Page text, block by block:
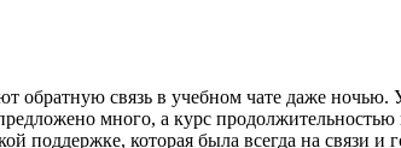
обратную связь в учебном чате даже
много, а курс продолжительностью
поддержке, которая была всегда на связи